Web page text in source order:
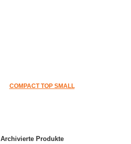
COMPACT TOP SMALL
Archivierte Produkte